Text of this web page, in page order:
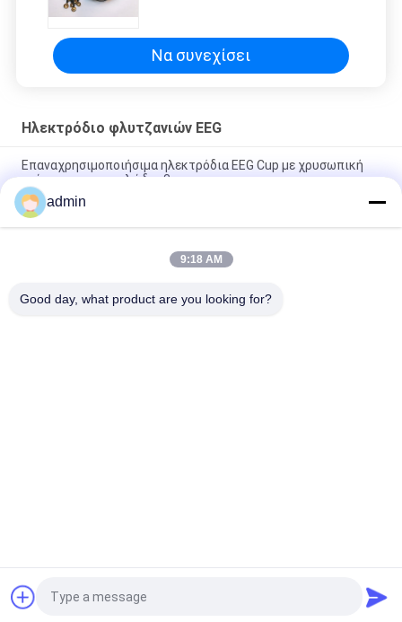
Να συνεχίσει
Ηλεκτρόδιο φλυτζανιών EEG
Επαναχρησιμοποιήσιμα ηλεκτρόδια EEG Cup με χρυσωπική
επίστρωση και καλώδιο 3m
Ιατρικά χρυσά ηλεκτρόδια φλυτζανιών επιστρώματος EEG με
τη διάμετρο 10mm
Επαναχρησιμοποιήσιμο ηλεκτρόδιο φλυτζανιών EMG EEG
Αίτηση κράτησης
admin
9:18 AM
Good day, what product are you looking for?